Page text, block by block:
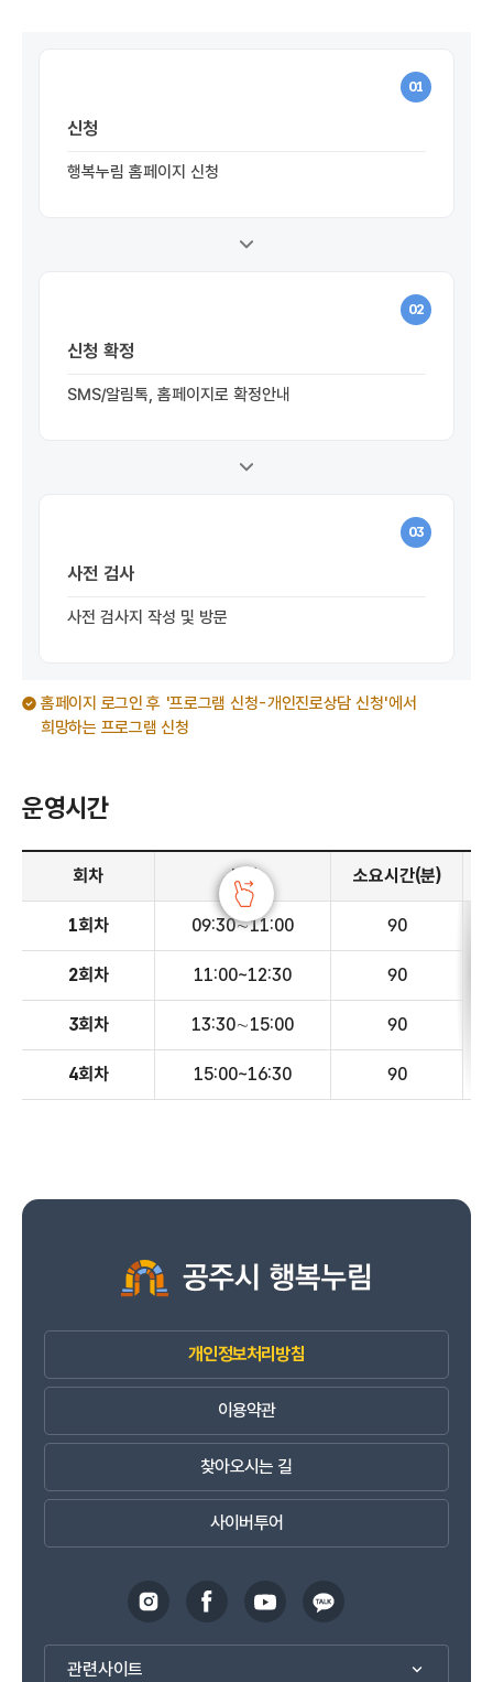
01
신청
행복누림 홈페이지 신청
02
신청 확정
SMS/알림톡, 홈페이지로 확정안내
03
사전 검사
사전 검사지 작성 및 방문
홈페이지 로그인 후 '프로그램 신청-개인진로상담 신청'에서
희망하는 프로그램 신청
운영시간
운영시간안내 - 회차, 시간, 소요시간(분), 운영 내용, 비고 정보 제공
회차
시간 소요시간(분)
1회차 09:30∼11:00 90
2회차 11:00~12:30 90
3회차 13:30∼15:00 90
4회차 15:00~16:30 90
개인정보처리방침
이용약관
찾아오시는 길
사이버투어
관련사이트